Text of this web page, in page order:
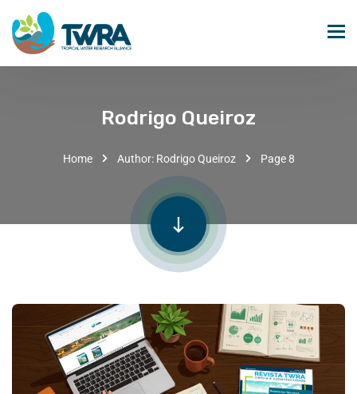
Rodrigo Queiroz
Home Author: Rodrigo Queiroz Page 8